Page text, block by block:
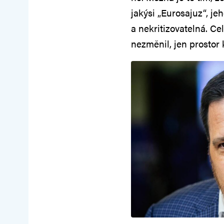
jakýsi „Eurosajuz“,
a nekritizovatelná.
nezměnil, jen prostor